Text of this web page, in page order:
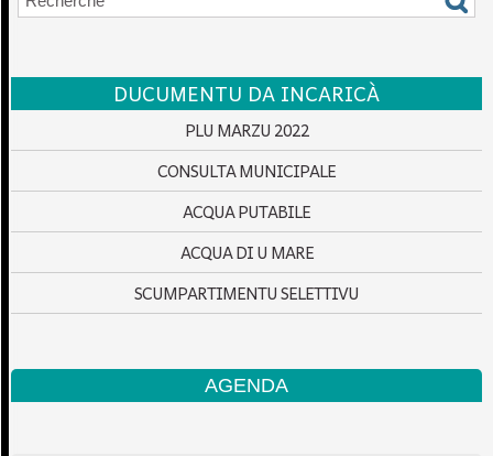
DUCUMENTU DA INCARICÀ
PLU MARZU 2022
CONSULTA MUNICIPALE
ACQUA PUTABILE
ACQUA DI U MARE
SCUMPARTIMENTU SELETTIVU
AGENDA